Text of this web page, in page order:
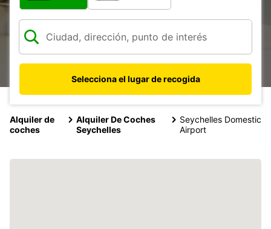
Selecciona el lugar de recogida
Alquiler de
coches
Alquiler De Coches
Seychelles
Seychelles Domestic
Airport